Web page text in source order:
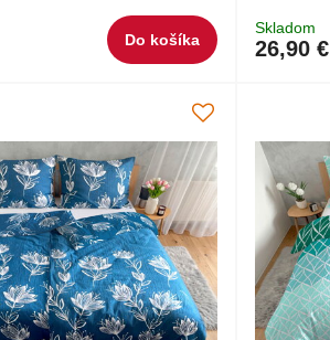
Do košíka
Skladom
26,90 €